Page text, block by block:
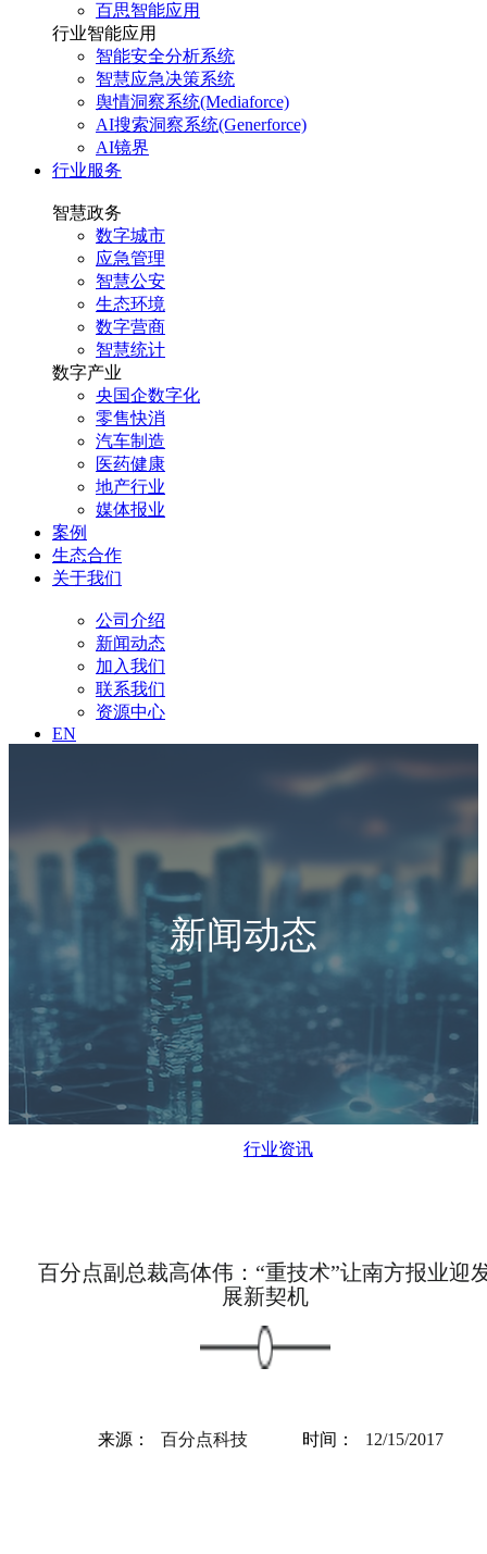
百思智能应用
行业智能应用
智能安全分析系统
智慧应急决策系统
舆情洞察系统(Mediaforce)
AI搜索洞察系统(Generforce)
AI镜界
行业服务
智慧政务
数字城市
应急管理
智慧公安
生态环境
数字营商
智慧统计
数字产业
央国企数字化
零售快消
汽车制造
医药健康
地产行业
媒体报业
案例
生态合作
关于我们
公司介绍
新闻动态
加入我们
联系我们
资源中心
EN
新闻动态
行业资讯
百分点副总裁高体伟：“重技术”让南方报业迎
展新契机
来源： 百分点科技 时间： 12/15/2017